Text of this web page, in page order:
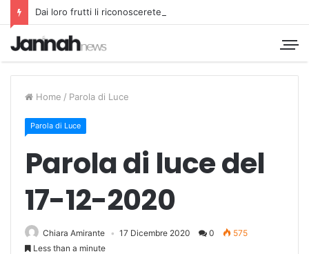
Dai loro frutti li riconoscerete
Home / Parola di Luce
Parola di Luce
Parola di luce del
17-12-2020
Chiara Amirante 17 Dicembre 2020 0
575
Less than a minute